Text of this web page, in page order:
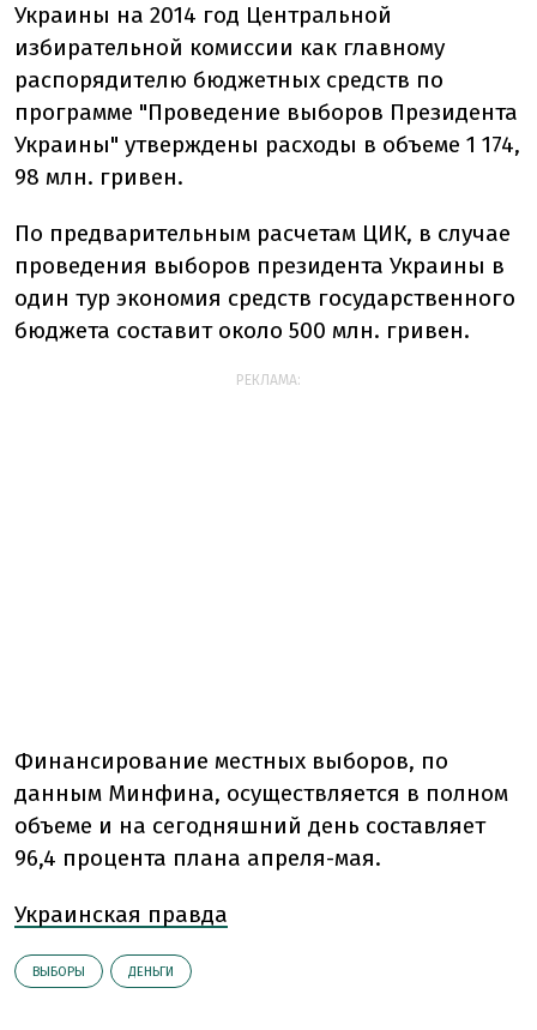
Украины на 2014 год Центральной
избирательной комиссии как главному
распорядителю бюджетных средств по
программе "Проведение выборов Президента
Украины" утверждены расходы в объеме 1 174,
98 млн. гривен.
По предварительным расчетам ЦИК, в случае
проведения выборов президента Украины в
один тур экономия средств государственного
бюджета составит около 500 млн. гривен.
РЕКЛАМА:
Финансирование местных выборов, по
данным Минфина, осуществляется в полном
объеме и на сегодняшний день составляет
96,4 процента плана апреля-мая.
Украинская правда
ВЫБОРЫ ДЕНЬГИ